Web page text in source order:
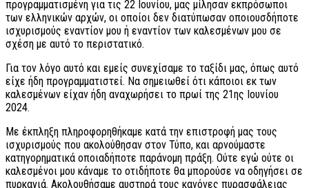
προγραμματισμένη για τις 22 Ιουνίου, μας μίλησαν εκπρόσωποι
των ελληνικών αρχών, οι οποίοι δεν διατύπωσαν οποιουσδήποτε
ισχυρισμούς εναντίον μου ή εναντίον των καλεσμένων μου σε
σχέση με αυτό το περιστατικό.
Για τον λόγο αυτό και εμείς συνεχίσαμε το ταξίδι μας, όπως αυτό
είχε ήδη προγραμματιστεί. Να σημειωθεί ότι κάποιοι εκ των
καλεσμένων είχαν ήδη αναχωρήσει το πρωί της 21ης Ιουνίου
2024.
Με έκπληξη πληροφορηθήκαμε κατά την επιστροφή μας τους
ισχυρισμούς που ακολούθησαν στον Τύπο, και αρνούμαστε
κατηγορηματικά οποιαδήποτε παράνομη πράξη. Ούτε εγώ ούτε οι
καλεσμένοι μου κάναμε το οτιδήποτε θα μπορούσε να οδηγήσει σε
πυρκαγιά. Ακολουθήσαμε αυστηρά τους κανόνες πυρασφάλειας